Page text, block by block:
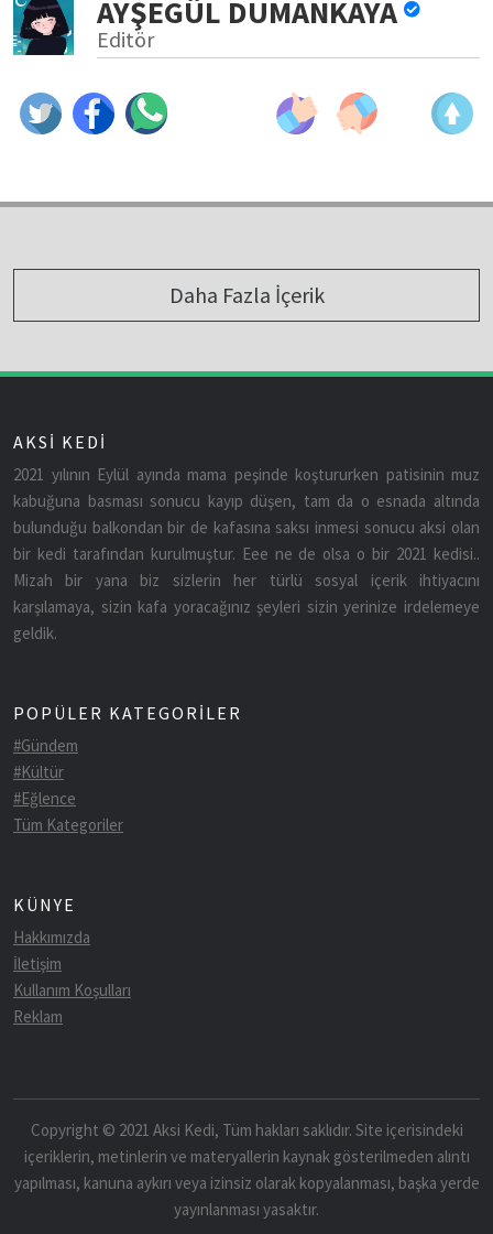
AYŞEGÜL DUMANKAYA
Editör
Daha Fazla İçerik
AKSİ KEDİ
2021 yılının Eylül ayında mama peşinde koştururken patisinin muz
kabuğuna basması sonucu kayıp düşen, tam da o esnada altında
bulunduğu balkondan bir de kafasına saksı inmesi sonucu aksi olan
bir kedi tarafından kurulmuştur. Eee ne de olsa o bir 2021 kedisi..
Mizah bir yana biz sizlerin her türlü sosyal içerik ihtiyacını
karşılamaya, sizin kafa yoracağınız şeyleri sizin yerinize irdelemeye
geldik.
POPÜLER KATEGORİLER
#Gündem
#Kültür
#Eğlence
Tüm Kategoriler
KÜNYE
Hakkımızda
İletişim
Kullanım Koşulları
Reklam
Copyright © 2021 Aksi Kedi, Tüm hakları saklıdır. Site içerisindeki
içeriklerin, metinlerin ve materyallerin kaynak gösterilmeden alıntı
yapılması, kanuna aykırı veya izinsiz olarak kopyalanması, başka yerde
yayınlanması yasaktır.